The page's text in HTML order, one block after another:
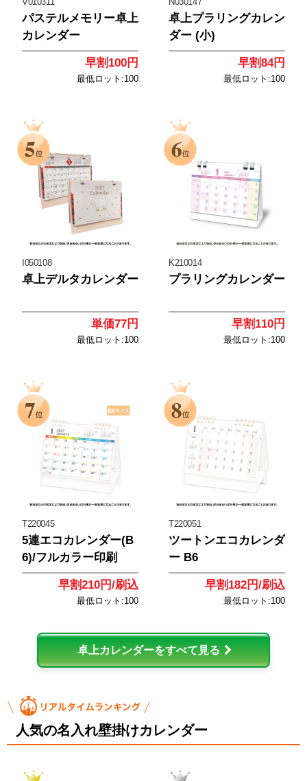
パステルメモリー卓上
カレンダー
早割100円
最低ロット:100
卓上プラリングカレン
ダー (小)
早割84円
最低ロット:100
<
I050108
卓上デルタカレンダー
単価77円
最低ロット:100
<
K210014
プラリングカレンダー
早割110円
最低ロット:100
<
T220045
5連エコカレンダー(B
6)/フルカラー印刷
早割210円/刷込
最低ロット:100
<
T220051
ツートンエコカレンダ
ー B6
早割182円/刷込
最低ロット:100
卓上カレンダーをすべて見る
人気の名入れ壁掛けカレンダー